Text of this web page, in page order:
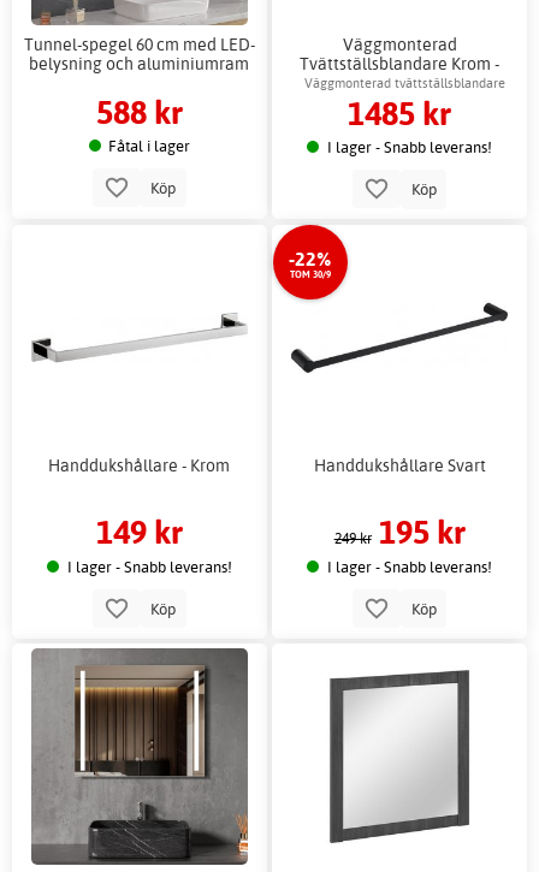
Tunnel-spegel 60 cm med LED-
belysning och aluminiumram
588 kr
Fåtal i lager
Köp
Väggmonterad
Tvättställsblandare Krom -
Tulip
Väggmonterad tvättställsblandare
1485 kr
I lager - Snabb leverans!
Köp
Handdukshållare - Krom
149 kr
I lager - Snabb leverans!
Köp
-22%
TOM 30/9
Handdukshållare Svart
249 kr 195 kr
I lager - Snabb leverans!
Köp